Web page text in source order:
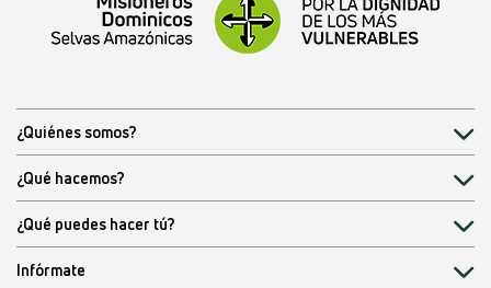
¿Quiénes somos?
¿Qué hacemos?
¿Qué puedes hacer tú?
Infórmate